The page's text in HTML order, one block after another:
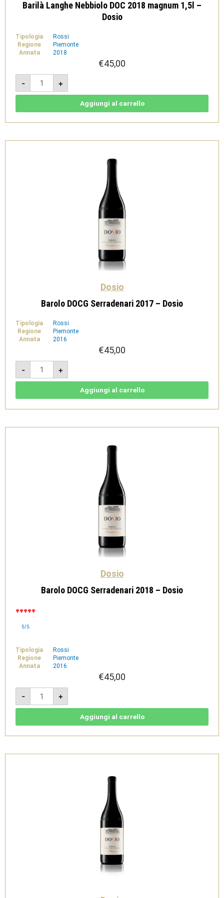
Barilà Langhe Nebbiolo DOC 2018 magnum 1,5l –
Dosio
Tipologia
Rossi
Regione
Piemonte
Annata
2018
€45,00
-
Barilà
Langhe
Nebbiolo
DOC
-
+
Aggiungi al carrello
Dosio
Barolo DOCG Serradenari 2017 – Dosio
Tipologia
Rossi
Regione
Piemonte
Annata
2016
€45,00
-
Barolo
DOCG
Serradenari
2017
+
Aggiungi al carrello
Dosio
Barolo DOCG Serradenari 2018 – Dosio
5/5
Tipologia
Rossi
Regione
Piemonte
Annata
2016
€45,00
-
Barolo
DOCG
Serradenari
2018
+
Aggiungi al carrello